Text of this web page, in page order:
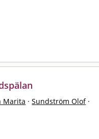
Marita · Sundström Olof ·